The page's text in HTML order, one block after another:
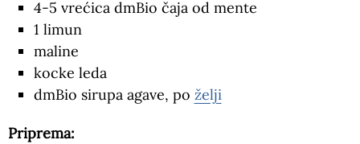
4-5 vrećica dmBio čaja od mente
1 limun
maline
kocke leda
dmBio sirupa agave, po želji
Priprema: